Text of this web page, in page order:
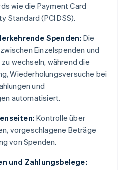
wie die Payment Card
Standard (PCI DSS).
Spenden: Die
Einzelspenden und
wechseln, während die
Wiederholungsversuche bei
und
automatisiert.
Kontrolle über
vorgeschlagene Beträge
von Spenden.
und Zahlungsbelege: